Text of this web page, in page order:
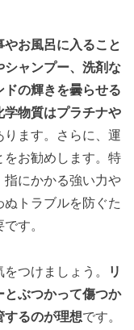
お風呂に入ること
シャンプー、洗剤な
ドの輝きを曇らせる
学物質はプラチナや
ります。さらに、運
をお勧めします。特
指にかかる強い力や
トラブルを防ぐた
す。
つけましょう。
リ
とぶつかって傷つか
するのが理想です。